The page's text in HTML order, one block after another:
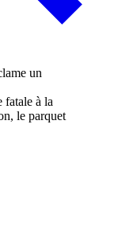
fatale à la
le parquet